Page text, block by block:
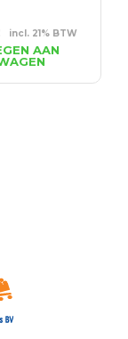
Huidige
prijs
is:
€561.92.
incl. 21% BTW
AAN